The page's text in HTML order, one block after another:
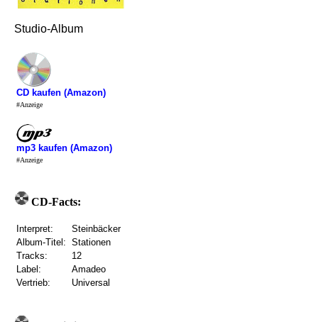
Studio-Album
CD kaufen (Amazon)
#Anzeige
mp3 kaufen (Amazon)
#Anzeige
CD-Facts:
Interpret:
Steinbäcker
Album-Titel: Stationen
Tracks:
12
Label:
Amadeo
Vertrieb:
Universal